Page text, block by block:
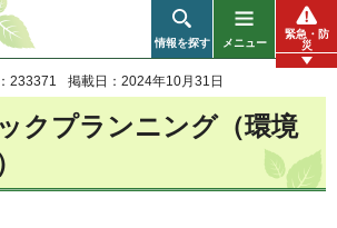
情報を探す メニュー
緊急・防
災
233371 掲載日：2024年10月31日
クプランニング（環境